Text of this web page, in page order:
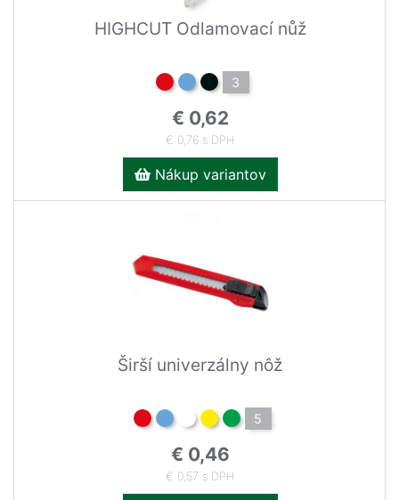
HIGHCUT Odlamovací nůž
3
€ 0,62
€ 0,76 s DPH
Nákup variantov
Širší univerzálny nôž
5
€ 0,46
€ 0,57 s DPH